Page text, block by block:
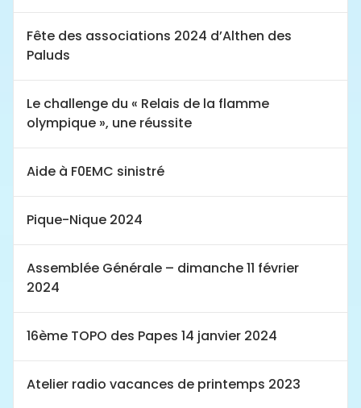
Fête des associations 2024 d’Althen des
Paluds
Le challenge du « Relais de la flamme
olympique », une réussite
Aide à F0EMC sinistré
Pique-Nique 2024
Assemblée Générale – dimanche 11 février
2024
16ème TOPO des Papes 14 janvier 2024
Atelier radio vacances de printemps 2023